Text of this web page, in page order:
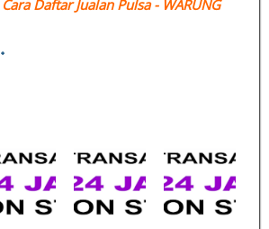
Cara Daftar Jualan Pulsa- WARUNG